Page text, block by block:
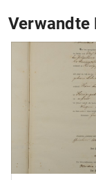
Verwandte